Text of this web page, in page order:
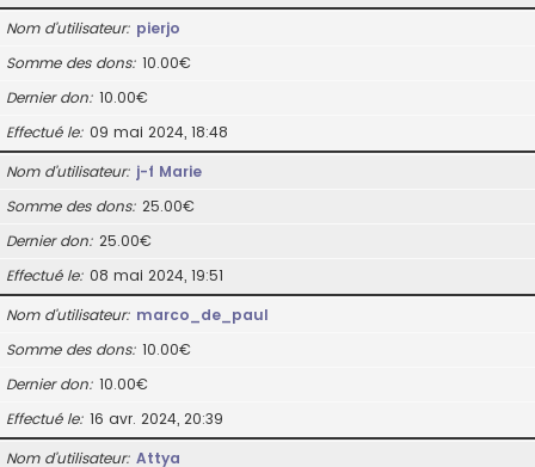
Nom d’utilisateur pierjo
Somme des dons 10.00€
Dernier don 10.00€
Effectué le 09 mai 2024, 18:48
Nom d’utilisateur j-f Marie
Somme des dons 25.00€
Dernier don 25.00€
Effectué le 08 mai 2024, 19:51
Nom d’utilisateur marco_de_paul
Somme des dons 10.00€
Dernier don 10.00€
Effectué le 16 avr. 2024, 20:39
Nom d’utilisateur Attya